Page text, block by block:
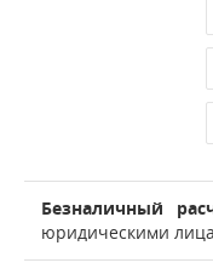
Безналичный
юридическими